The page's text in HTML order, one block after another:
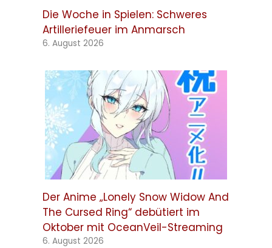
Die Woche in Spielen: Schweres
Artilleriefeuer im Anmarsch
6. August 2026
Der Anime „Lonely Snow Widow And
The Cursed Ring“ debütiert im
Oktober mit OceanVeil-Streaming
6. August 2026